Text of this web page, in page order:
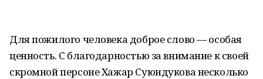
Для пожилого человека доброе слово — особая
ценность. С благодарностью за внимание к своей
скромной персоне Хажар Суюндукова несколько